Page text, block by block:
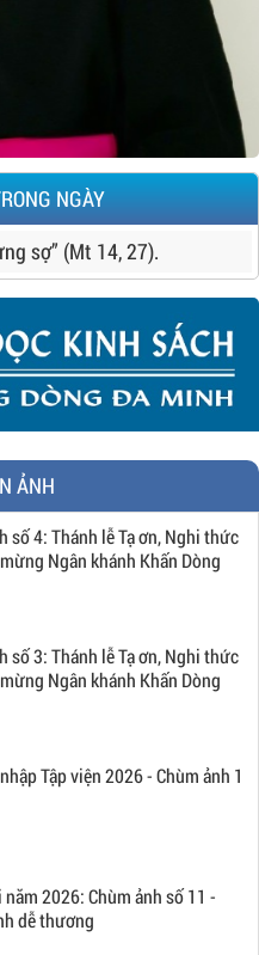
NGÀY
sợ” (Mt 14, 27).
ẢNH
số 4: Thánh lễ Tạ ơn, Nghi thức
Ngân khánh Khấn Dòng
số 3: Thánh lễ Tạ ơn, Nghi thức
Ngân khánh Khấn Dòng
Tập viện 2026 - Chùm ảnh 1
2026: Chùm ảnh số 11 -
dễ thương